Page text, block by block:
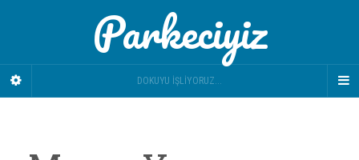
Parkeciyiz
DOKUYU İŞLIYORUZ...